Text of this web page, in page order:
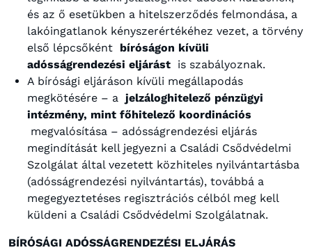
és az ő esetükben a hitelszerződés felmondása, a
lakóingatlanok kényszerértékéhez vezet, a törvény
első lépcsőként bíróságon kívüli
adósságrendezési eljárást is szabályoznak.
A bírósági eljáráson kívüli megállapodás
megkötésére – a jelzáloghitelező pénzügyi
intézmény, mint főhitelező koordinációs
megvalósítása – adósságrendezési eljárás
megindítását kell jegyezni a Családi Csődvédelmi
Szolgálat által vezetett közhiteles nyilvántartásba
(adósságrendezési nyilvántartás), továbbá a
megegyeztetéses regisztrációs célból meg kell
küldeni a Családi Csődvédelmi Szolgálatnak.
BÍRÓSÁGI ADÓSSÁGRENDEZÉSI ELJÁRÁS